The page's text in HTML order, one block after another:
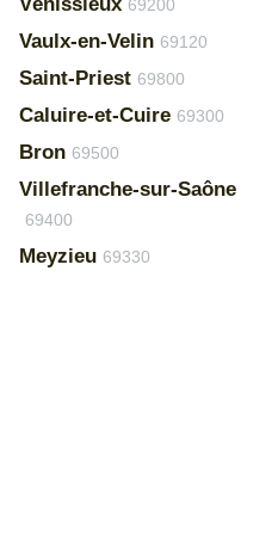
69200
Vaulx-en-Velin 69120
Saint-Priest 69800
Caluire-et-Cuire 69300
Bron 69500
Villefranche-sur-Saône
69400
Meyzieu 69330